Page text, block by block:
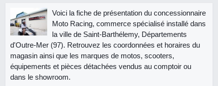
Voici la fiche de présentation du concessionnaire
Moto Racing, commerce spécialisé installé dans
la ville de Saint-Barthélemy, Départements
d'Outre-Mer (97). Retrouvez les coordonnées et horaires du
magasin ainsi que les marques de motos, scooters,
équipements et pièces détachées vendus au comptoir ou
dans le showroom.